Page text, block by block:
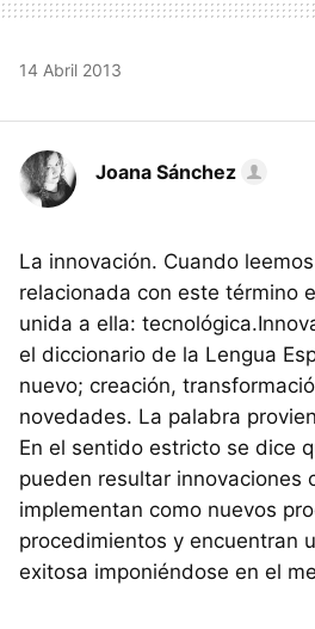
14 Abril 2013
Joana Sánchez
La innovación. Cuando
relacionada con este término
unida a ella:
el diccionario de la Lengua
nuevo; creación,
novedades. La palabra
En el sentido estricto se dice
pueden resultar innovaciones
implementan como nuevos
procedimientos y encuentran
exitosa imponiéndose en el